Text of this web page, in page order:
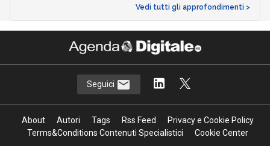
Vedi tutti gli approfondimenti >
Seguici
About Autori Tags Rss Feed
Privacy e Cookie Policy
Terms&Conditions Contenuti Specialistici
Cookie Center